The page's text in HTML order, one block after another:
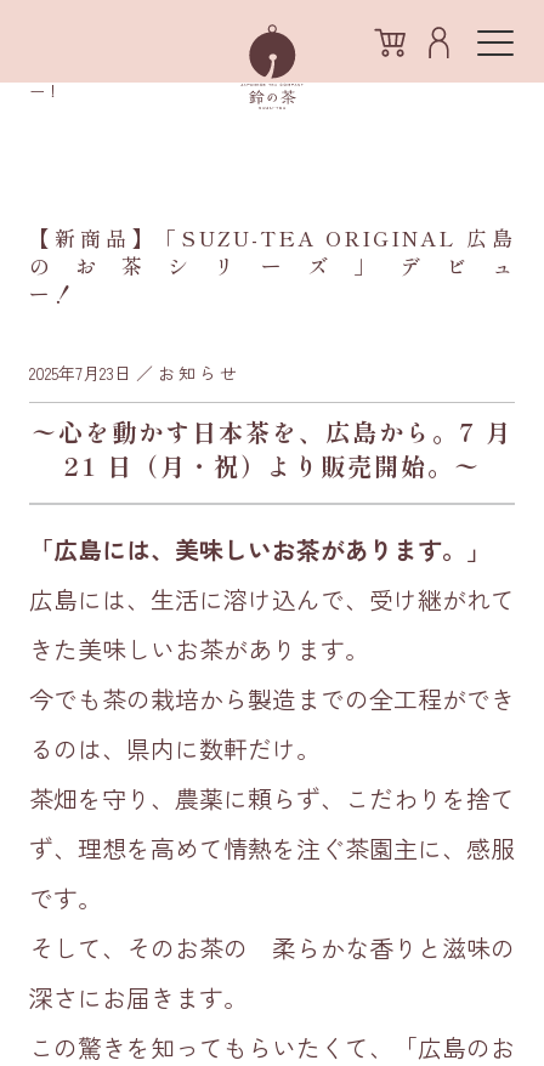
/【新商品】「SUZU-TEA ORIGINAL
広島のお茶シリーズ」デビュ
ー！
【新商品】「SUZU-TEA ORIGINAL 広島
のお茶シリーズ」デビュ
ー！
2025年7月23日 ／ お知らせ
〜心を動かす日本茶を、広島から。7 月
21 日（月・祝）より販売開始。〜
「広島には、美味しいお茶があります。」
広島には、生活に溶け込んで、受け継がれて
きた美味しいお茶があります。
今でも茶の栽培から製造までの全工程ができ
るのは、県内に数軒だけ。
茶畑を守り、農薬に頼らず、こだわりを捨て
ず、理想を高めて情熱を注ぐ茶園主に、感服
です。
そして、そのお茶の 柔らかな香りと滋味の
深さにお届きます。
この驚きを知ってもらいたくて、「広島のお